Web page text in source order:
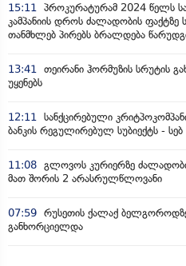
15:11 პროკურატურამ 2024 წელს
კამპანიის დროს ძალადობის ფაქტზე
თანმხლებ პირებს ბრალდება
13:41 თეირანი ჰორმუზის სრუტის
უყენებს
12:11 სანქცირებული
ბანკის რეგულირებულ სუბიექტს - სებ
11:08 გლოვოს კურიერზე
მათ შორის 2 არასრულწლოვანი
07:59 რუსეთის ქალაქ
განხორციელდა